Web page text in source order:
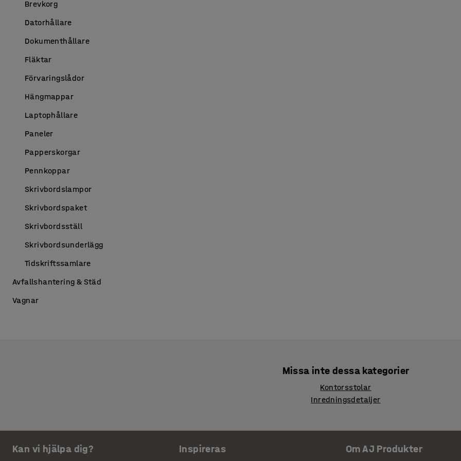
Brevkorg
Datorhållare
Dokumenthållare
Fläktar
Förvaringslådor
Hängmappar
Laptophållare
Paneler
Papperskorgar
Pennkoppar
Skrivbordslampor
Skrivbordspaket
Skrivbordsställ
Skrivbordsunderlägg
Tidskriftssamlare
Avfallshantering & Städ
Vagnar
Missa inte dessa kategorier
Kontorsstolar
Inredningsdetaljer
Kan vi hjälpa dig? Inspireras Om AJ Produkter